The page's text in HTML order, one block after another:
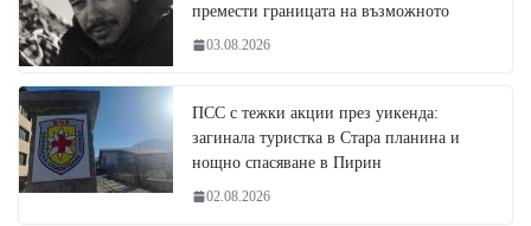
премести границата на възможното
03.08.2026
ПСС с тежки акции през уикенда:
загинала туристка в Стара планина и
нощно спасяване в Пирин
02.08.2026